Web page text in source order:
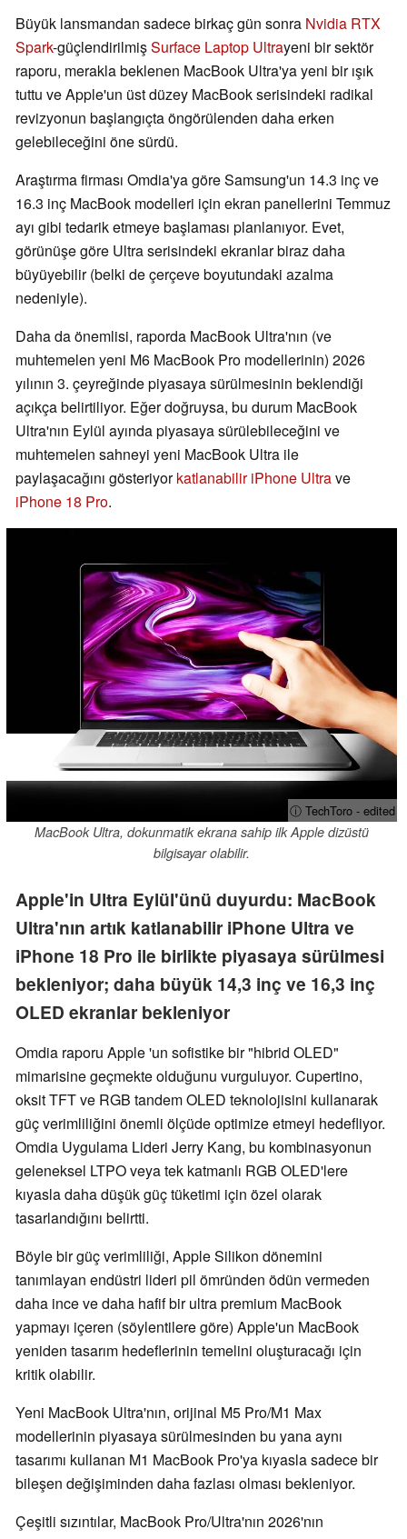
Büyük lansmandan sadece birkaç gün sonra Nvidia RTX
Spark-güçlendirilmişSurface Laptop Ultrayeni bir sektör
raporu, merakla beklenen MacBook Ultra'ya yeni bir ışık
tuttu ve Apple'un üst düzey MacBook serisindeki radikal
revizyonun başlangıçta öngörülenden daha erken
gelebileceğini öne sürdü.
Araştırma firması Omdia'ya göre Samsung'un 14.3 inç ve
16.3 inç MacBook modelleri için ekran panellerini Temmuz
ayı gibi tedarik etmeye başlaması planlanıyor. Evet,
görünüşe göre Ultra serisindeki ekranlar biraz daha
büyüyebilir (belki de çerçeve boyutundaki azalma
nedeniyle).
Daha da önemlisi, raporda MacBook Ultra'nın (ve
muhtemelen yeni M6 MacBook Pro modellerinin) 2026
yılının 3. çeyreğinde piyasaya sürülmesinin beklendiği
açıkça belirtiliyor. Eğer doğruysa, bu durum MacBook
Ultra'nın Eylül ayında piyasaya sürülebileceğini ve
muhtemelen sahneyi yeni MacBook Ultra ile
paylaşacağını gösteriyorkatlanabilir iPhone Ultrave
iPhone 18 Pro.
ⓘ TechToro - edited
MacBook Ultra, dokunmatik ekrana sahip ilk Apple dizüstü
bilgisayar olabilir.
Apple'in Ultra Eylül'ünü duyurdu: MacBook
Ultra'nın artık katlanabilir iPhone Ultra ve
iPhone 18 Pro ile birlikte piyasaya sürülmesi
bekleniyor; daha büyük 14,3 inç ve 16,3 inç
OLED ekranlar bekleniyor
Omdia raporu Apple 'un sofistike bir "hibrid OLED"
mimarisine geçmekte olduğunu vurguluyor. Cupertino,
oksit TFT ve RGB tandem OLED teknolojisini kullanarak
güç verimliliğini önemli ölçüde optimize etmeyi hedefliyor.
Omdia Uygulama Lideri Jerry Kang, bu kombinasyonun
geleneksel LTPO veya tek katmanlı RGB OLED'lere
kıyasla daha düşük güç tüketimi için özel olarak
tasarlandığını belirtti.
Böyle bir güç verimliliği, Apple Silikon dönemini
tanımlayan endüstri lideri pil ömründen ödün vermeden
daha ince ve daha hafif bir ultra premium MacBook
yapmayı içeren (söylentilere göre) Apple'un MacBook
yeniden tasarım hedeflerinin temelini oluşturacağı için
kritik olabilir.
Yeni MacBook Ultra'nın, orijinal M5 Pro/M1 Max
modellerinin piyasaya sürülmesinden bu yana aynı
tasarımı kullanan M1 MacBook Pro'ya kıyasla sadece bir
bileşen değişiminden daha fazlası olması bekleniyor.
Çeşitli sızıntılar, MacBook Pro/Ultra'nın 2026'nın